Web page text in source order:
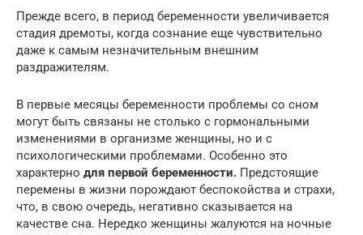
Прежде всего, в период беременности увеличивается
стадия дремоты, когда сознание еще чувствительно
даже к самым незначительным внешним
раздражителям.
В первые месяцы беременности проблемы со сном
могут быть связаны не столько с гормональными
изменениями в организме женщины, но и с
психологическими проблемами. Особенно это
характерно для первой беременности. Предстоящие
перемены в жизни порождают беспокойства и страхи,
что, в свою очередь, негативно сказывается на
качестве сна. Нередко женщины жалуются на ночные